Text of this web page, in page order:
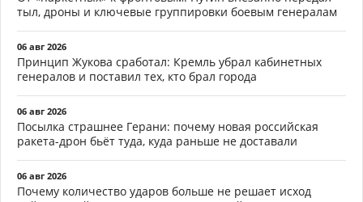
тыл, дроны и ключевые группировки боевым генералам
06 авг 2026
Принцип Жукова сработал: Кремль убрал кабинетных
генералов и поставил тех, кто брал города
06 авг 2026
Посылка страшнее Герани: почему новая российская
ракета-дрон бьёт туда, куда раньше не доставали
06 авг 2026
Почему количество ударов больше не решает исход